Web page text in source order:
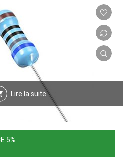
Lire la suite
5%